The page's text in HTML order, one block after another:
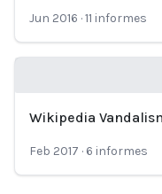
Jun 2016 ·11 informes
Loading...
Wikipedia
Feb 2017 · 6 informes